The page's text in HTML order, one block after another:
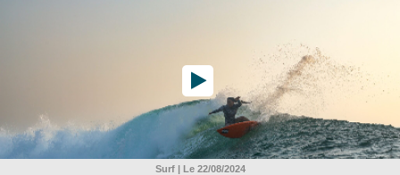
Surf | Le 22/08/2024